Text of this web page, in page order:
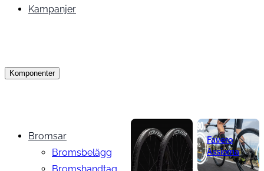
Kampanjer
Komponenter
Bromsar
Bromsbelägg
Favero
Assioma